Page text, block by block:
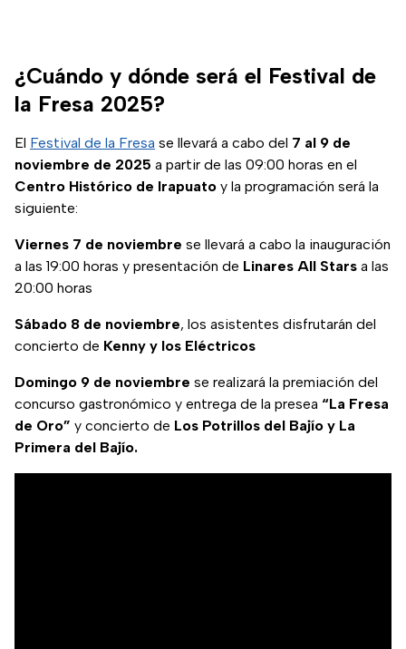
¿Cuándo y dónde será el Festival de
la Fresa 2025?
El Festival de la Fresa se llevará a cabo del 7 al 9 de
noviembre de 2025 a partir de las 09:00 horas en el
Centro Histórico de Irapuato y la programación será la
siguiente:
Viernes 7 de noviembre se llevará a cabo la inauguración
a las 19:00 horas y presentación de Linares All Stars a las
20:00 horas
Sábado 8 de noviembre, los asistentes disfrutarán del
concierto de Kenny y los Eléctricos
Domingo 9 de noviembre se realizará la premiación del
concurso gastronómico y entrega de la presea “La Fresa
de Oro” y concierto de Los Potrillos del Bajío y La
Primera del Bajío.